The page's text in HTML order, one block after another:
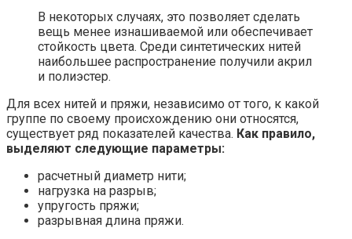
В некоторых случаях, это позволяет сделать
вещь менее изнашиваемой или обеспечивает
стойкость цвета. Среди синтетических нитей
наибольшее распространение получили акрил
и полиэстер.
Для всех нитей и пряжи, независимо от того, к какой
группе по своему происхождению они относятся,
существует ряд показателей качества. Как правило,
выделяют следующие параметры:
расчетный диаметр нити;
нагрузка на разрыв;
упругость пряжи;
разрывная длина пряжи.